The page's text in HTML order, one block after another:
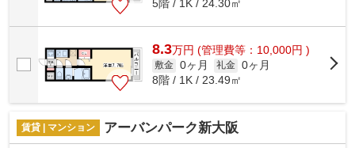
5階 / 1K / 24.30㎡
8.3万円 (管理費等：10,000円 )
敷金 0ヶ月 礼金 0ヶ月
8階 / 1K / 23.49㎡
賃貸 | マンション アーバンパーク新大阪